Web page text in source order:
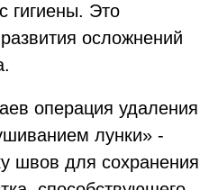
гигиены. Это
осложнений
операция удаления
лунки» -
швов для сохранения